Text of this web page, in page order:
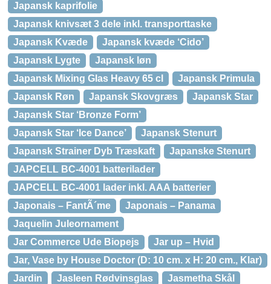
Japansk kaprifolie
Japansk knivsæt 3 dele inkl. transporttaske
Japansk Kvæde
Japansk kvæde ‘Cido’
Japansk Lygte
Japansk løn
Japansk Mixing Glas Heavy 65 cl
Japansk Primula
Japansk Røn
Japansk Skovgræs
Japansk Star
Japansk Star ‘Bronze Form’
Japansk Star ‘Ice Dance’
Japansk Stenurt
Japansk Strainer Dyb Træskaft
Japanske Stenurt
JAPCELL BC-4001 batterilader
JAPCELL BC-4001 lader inkl. AAA batterier
Japonais – FantÃ´me
Japonais – Panama
Jaquelin Juleornament
Jar Commerce Ude Biopejs
Jar up – Hvid
Jar, Vase by House Doctor (D: 10 cm. x H: 20 cm., Klar)
Jardin
Jasleen Rødvinsglas
Jasmetha Skål